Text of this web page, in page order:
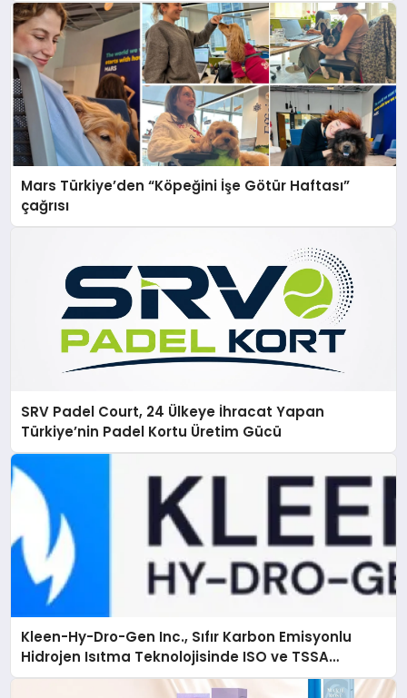
Mars Türkiye’den “Köpeğini İşe Götür Haftası”
çağrısı
SRV Padel Court, 24 Ülkeye İhracat Yapan
Türkiye’nin Padel Kortu Üretim Gücü
Kleen-Hy-Dro-Gen Inc., Sıfır Karbon Emisyonlu
Hidrojen Isıtma Teknolojisinde ISO ve TSSA
Düzenleyici Onaylarını Aldı